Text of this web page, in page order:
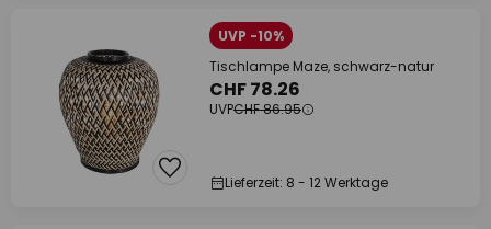
UVP -10%
Tischlampe Maze, schwarz-natur
CHF 78.26
UVPCHF 86.95
Lieferzeit: 8 - 12 Werktage